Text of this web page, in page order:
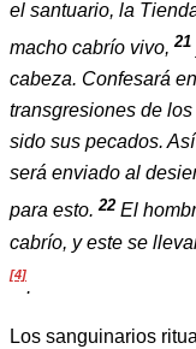
el santuario, la
macho cabrío vivo,21
cabeza. Confesará
transgresiones de
sido sus pecados.
será enviado al
para esto.22 El
cabrío, y este se
[4]
Los sanguinarios